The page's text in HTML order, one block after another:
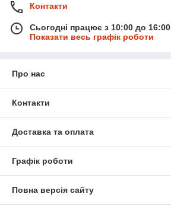
Контакти
Сьогодні працює з 10:00 до 16:00
Показати весь графік роботи
Про нас
Контакти
Доставка та оплата
Графік роботи
Повна версія сайту